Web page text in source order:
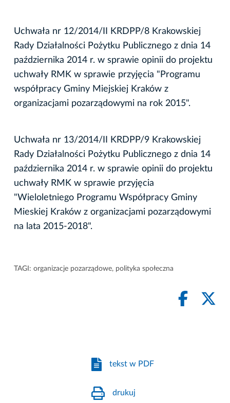
Uchwała nr 12/2014/II KRDPP/8 Krakowskiej
Rady Działalności Pożytku Publicznego z dnia 14
października 2014 r. w sprawie opinii do projektu
uchwały RMK w sprawie przyjęcia "Programu
współpracy Gminy Miejskiej Kraków z
organizacjami pozarządowymi na rok 2015".
Uchwała nr 13/2014/II KRDPP/9 Krakowskiej
Rady Działalności Pożytku Publicznego z dnia 14
października 2014 r. w sprawie opinii do projektu
uchwały RMK w sprawie przyjęcia
"Wieloletniego Programu Współpracy Gminy
Mieskiej Kraków z organizacjami pozarządowymi
na lata 2015-2018".
TAGI: organizacje pozarządowe, polityka społeczna
tekst w PDF
drukuj